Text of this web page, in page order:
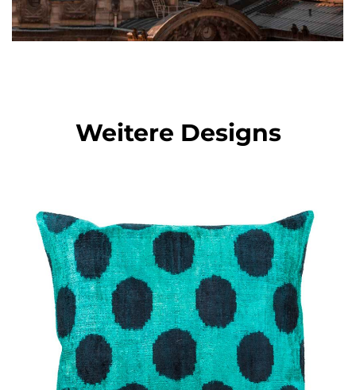
Weitere Designs